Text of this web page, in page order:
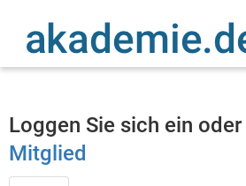
Inhalt
Loggen Sie sich ein oder
Mitglied